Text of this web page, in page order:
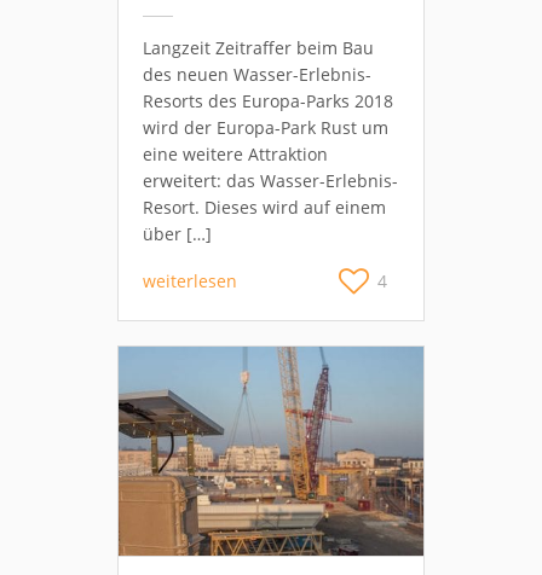
Langzeit Zeitraffer beim Bau
des neuen Wasser-Erlebnis-
Resorts des Europa-Parks 2018
wird der Europa-Park Rust um
eine weitere Attraktion
erweitert: das Wasser-Erlebnis-
Resort. Dieses wird auf einem
über […]
weiterlesen 4